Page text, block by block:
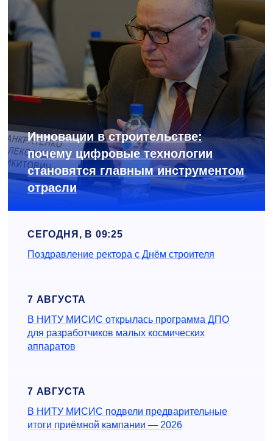
Инновации в строительстве:
почему цифровые технологии
становятся главным инструментом
отрасли
СЕГОДНЯ, В 09:25
Поздравление ректора с Днём строителя
7 АВГУСТА
В НИТУ МИСИС открылась программа ДПО
для разработчиков малых космических
аппаратов
7 АВГУСТА
В НИТУ МИСИС подвели предварительные
итоги приёмной кампании — 2026